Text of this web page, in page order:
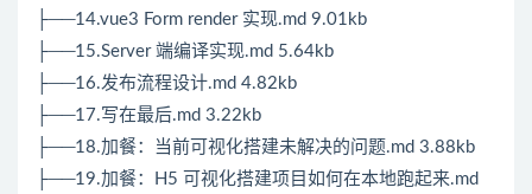
├──14.vue3 Form render 实现.md 9.01kb
├──15.Server 端编译实现.md 5.64kb
├──16.发布流程设计.md 4.82kb
├──17.写在最后.md 3.22kb
├──18.加餐：当前可视化搭建未解决的问题.md 3.88kb
├──19.加餐：
H5 可视化搭建项目如何在本地跑起来.md